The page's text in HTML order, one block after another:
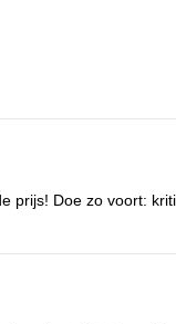
prijs! Doe zo voort: